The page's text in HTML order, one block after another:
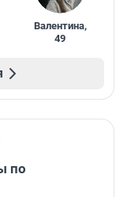
Валентина,
49
по